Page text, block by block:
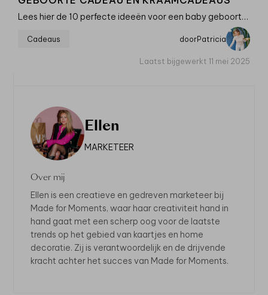
Lees hier de 10 perfecte ideeën voor een baby geboorte cadeau en kraamcadeaus. Van de allerleukste budgettips tot originele cadeautjes.
Cadeaus doorPatricia
Laatst bijgewerkt 11 mei 2025
Ellen
MARKETEER
Over mij
Ellen is een creatieve en gedreven marketeer bij
Made for Moments, waar haar creativiteit hand in
hand gaat met een scherp oog voor de laatste
trends op het gebied van kaartjes en home
decoratie. Zij is verantwoordelijk en de drijvende
kracht achter het succes van Made for Moments.